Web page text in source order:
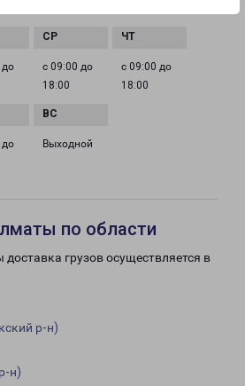
до
с 09:00 до
18:00
с 09:00 до
18:00
до
Выходной
по области
грузов осуществляется в
р-н)
н)